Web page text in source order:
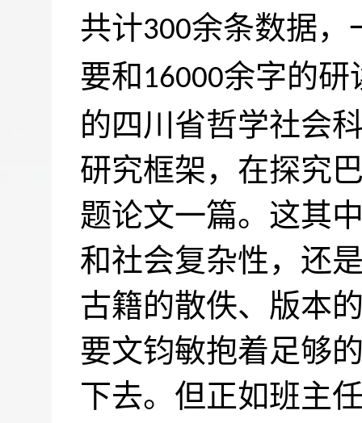
共计300余条数据，
要和 16000余字的研
的四川省哲学社会
研究框架，在探究
题论文一篇。这其
和社会复杂性，还
古籍的散佚、版本
要文钧敏抱着足够
下去。但正如班主